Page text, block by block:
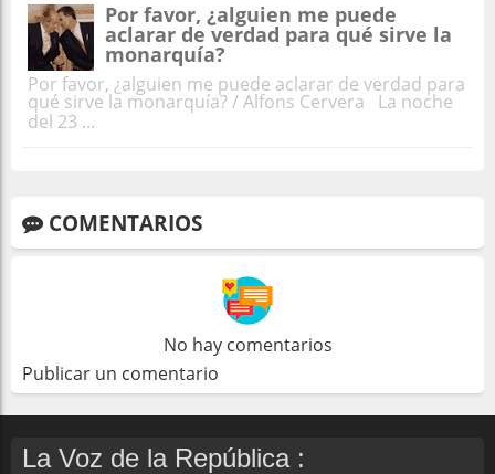
Por favor, ¿alguien me puede
aclarar de verdad para qué sirve la
monarquía?
Por favor, ¿alguien me puede aclarar de verdad para
qué sirve la monarquía? / Alfons Cervera La noche
del 23 ...
COMENTARIOS
No hay comentarios
Publicar un comentario
La Voz de la República :